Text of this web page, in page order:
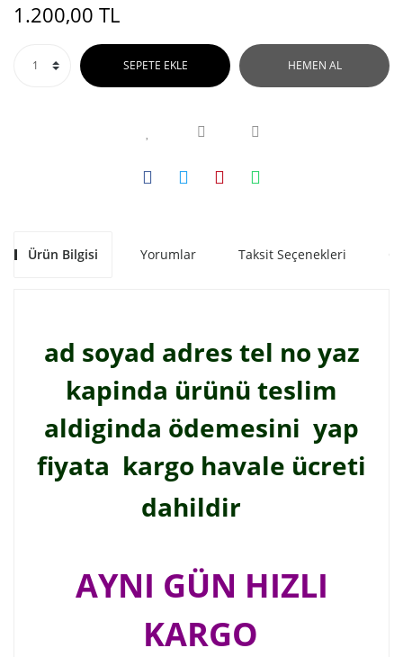
1.200,00 TL
SEPETE EKLE HEMEN AL
Ürün Bilgisi Yorumlar Taksit Seçenekleri
ad soyad adres tel no yaz
kapinda ürünü teslim
aldiginda ödemesini yap
fiyata kargo havale ücreti
dahildir
AYNI GÜN HIZLI
KARGO